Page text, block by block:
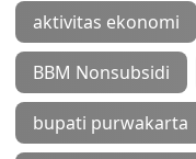
aktivitas ekonomi
BBM Nonsubsidi
bupati purwakarta